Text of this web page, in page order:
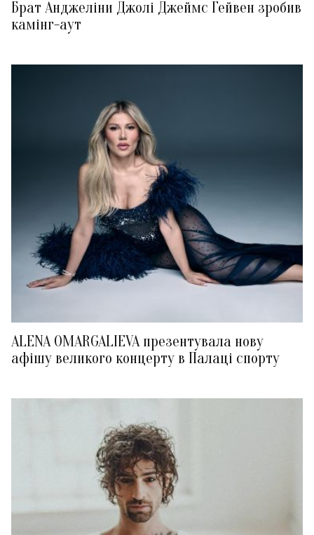
Брат Анджеліни Джолі Джеймс Гейвен зробив
камінг-аут
ALENA OMARGALIEVA презентувала нову
афішу великого концерту в Палаці спорту